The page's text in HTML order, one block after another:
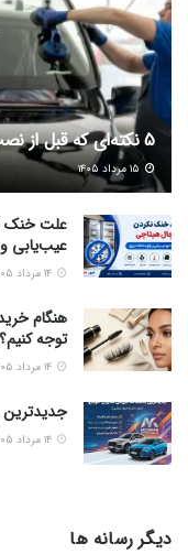
5 نکته‌ای که قبل از نصب شیشه جلو خودرو باید بدانید
علت خنک
عیب‌یابی
هنگام
توجه کنیم؟
جدیدترین
دیگر رسانه ها